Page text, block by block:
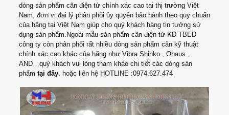
dòng sản phẩm cân điện tử chính xác cao tại thị trường Việt
Nam, đơn vị đại lý phân phối ủy quyền bảo hành theo quy chuẩn
của hãng tại Việt Nam giúp cho quý khách hàng tin tưởng sử
dụng sản phẩm.Ngoài mẫu sản phẩm cân điện tử KD TBED
công ty còn phân phối rất nhiều dòng sản phẩm cân kỹ thuật
chính xác cao khác của hãng như Vibra Shinko , Ohaus ,
AND…quý khách vui lòng tham khảo chi tiết các dòng sản
phẩm tại đây. hoặc liên hệ HOTLINE :0974.627.474